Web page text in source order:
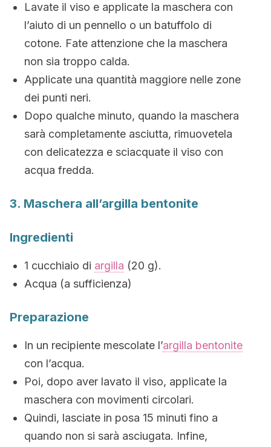
Lavate il viso e applicate la maschera con
l’aiuto di un pennello o un batuffolo di
cotone. Fate attenzione che la maschera
non sia troppo calda.
Applicate una quantità maggiore nelle zone
dei punti neri.
Dopo qualche minuto, quando la maschera
sarà completamente asciutta, rimuovetela
con delicatezza e sciacquate il viso con
acqua fredda.
3. Maschera all’argilla bentonite
Ingredienti
1 cucchiaio di argilla (20 g).
Acqua (a sufficienza)
Preparazione
In un recipiente mescolate l’argilla bentonite
con l’acqua.
Poi, dopo aver lavato il viso, applicate la
maschera con movimenti circolari.
Quindi, lasciate in posa 15 minuti fino a
quando non si sarà asciugata. Infine,